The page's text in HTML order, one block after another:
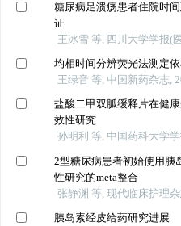
糖尿病足溃疡患者住院时
证
王冰雪 等, 四川大学学报(
均相时间分辨荧光法测定
王绿音 等, 中国新药杂志,
盐酸二甲双胍缓释片在健
效性研究
孙明利 等, 中国药科大学
2型糖尿病患者初始使用胰
性研究的meta整合
张静渊 等, 现代临床护理
胰岛素经皮给药研究进展